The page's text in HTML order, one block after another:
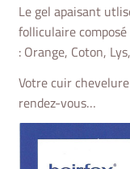
Le gel apaisant
folliculaire
: Orange, Coton,
Votre cuir
rendez-vous…